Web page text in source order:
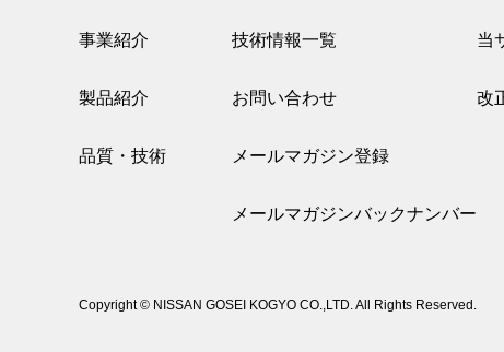
事業紹介
製品紹介
品質・技術
技術情報一覧
お問い合わせ
メールマガジン登録
メールマガジンバックナンバー
当
改
Copyright © NISSAN GOSEI KOGYO CO.,LTD. All Rights Reserved.